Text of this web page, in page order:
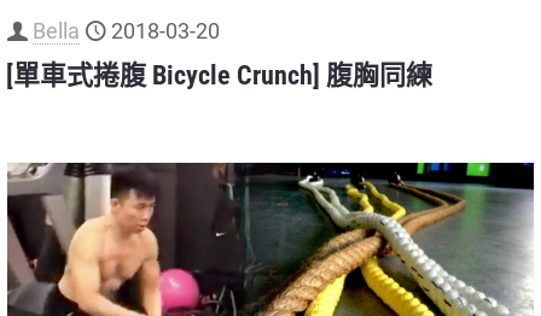
Bella 2018-03-20
[單車式捲腹 Bicycle Crunch] 腹胸同練